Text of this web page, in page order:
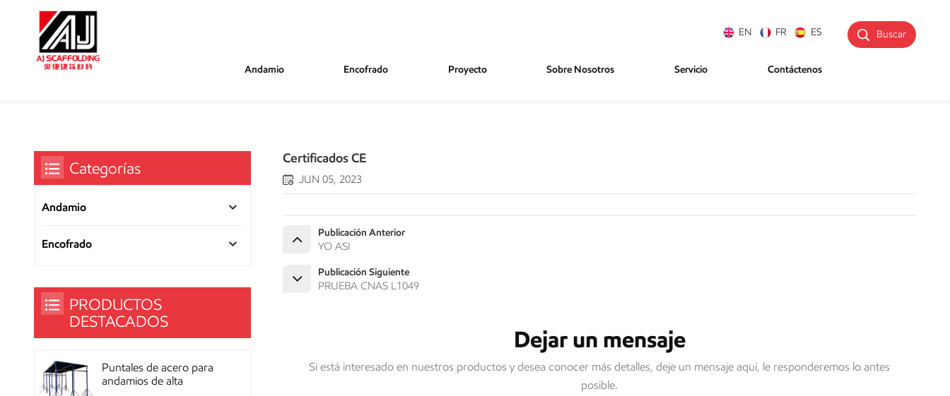
Buscar
EN FR ES
Andamio Encofrado Proyecto Sobre Nosotros Servicio Contáctenos
Certificados CE
JUN 05, 2023
Publicación Anterior
YO ASI
Publicación Siguiente
PRUEBA CNAS L1049
Dejar un mensaje
Si está interesado en nuestros productos y desea conocer más detalles, deje un mensaje aquí, le responderemos lo antes
posible.
Categorías
Andamio
Encofrado
PRODUCTOS
DESTACADOS
Puntales de acero para
andamios de alta